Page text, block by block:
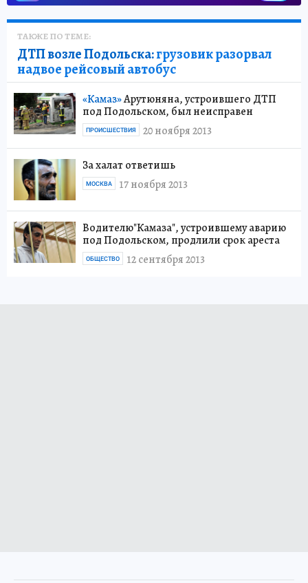
ТАКЖЕ ПО ТЕМЕ:
ДТП возле Подольска:грузовик разорвал
надвое рейсовый автобус
«Камаз»Арутюняна, устроившего ДТП
под Подольском, был неисправен
20 ноября 2013
ПРОИСШЕСТВИЯ
За халат ответишь
17 ноября 2013
МОСКВА
Водителю"Камаза", устроившему аварию
под Подольском, продлили срок ареста
12 сентября 2013
ОБЩЕСТВО